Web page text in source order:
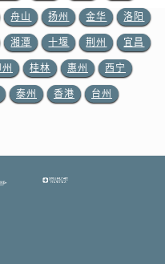
山东省枣庄市滕州市北辛路与善国路交叉口积家售后服务中心（需提前预约）
山东省淄博市张店区金晶大道积家售后服务中心（需提前预约）
上海市黄浦区南京东路299号宏伊国际广场写字楼8层806室积家售后服务中心（需提前预约）
上海市徐汇区虹桥路3号港汇中心2座37层3705室积家售后服务中心（需提前预约）
舟山 扬州 金华 洛阳
湘潭 十堰 荆州 宜昌
桂林 惠州 西宁
泰州 香港 台州